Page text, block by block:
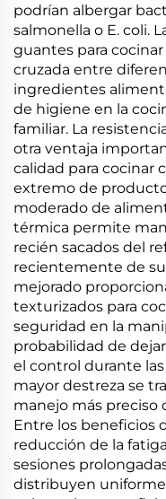
podrían albergar
salmonella o E. coli.
guantes para
cruzada entre
ingredientes
de higiene en la
familiar. La
otra ventaja
calidad para cocinar
extremo de
moderado de
térmica permite
recién sacados del
recientemente de
mejorado
texturizados para
seguridad en la
probabilidad de
el control durante
mayor destreza se
manejo más preciso
Entre los beneficios
reducción de la
sesiones
distribuyen